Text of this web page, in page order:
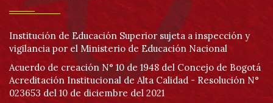
Institución de Educación Superior sujeta a inspección y
vigilancia por el Ministerio de Educación Nacional
Acuerdo de creación N° 10 de 1948 del Concejo de Bogotá
Acreditación Institucional de Alta Calidad - Resolución N°
023653 del 10 de diciembre del 2021